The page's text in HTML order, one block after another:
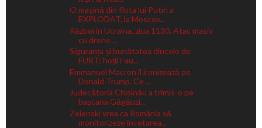
O mașină din flota lui Putin a
EXPLODAT, la Moscov...
Război în Ucraina, ziua 1130. Atac masiv
cu drone ...
Siguranța și bunătatea dincolo de
FURT: hoții i-au...
Emmanuel Macron îl ironizează pe
Donald Trump. Ce ...
Judecătoria Chișinău a trimis-o pe
bașcana Găgăuzi...
Zelenski vrea ca România să
monitorizeze încetarea...